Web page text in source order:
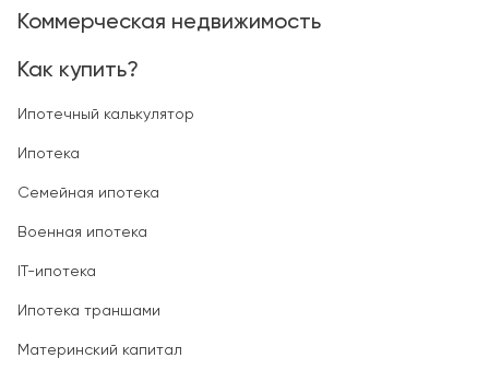
Коммерческая недвижимость
Как купить?
Ипотечный калькулятор
Ипотека
Семейная ипотека
Военная ипотека
IT-ипотека
Ипотека траншами
Материнский капитал